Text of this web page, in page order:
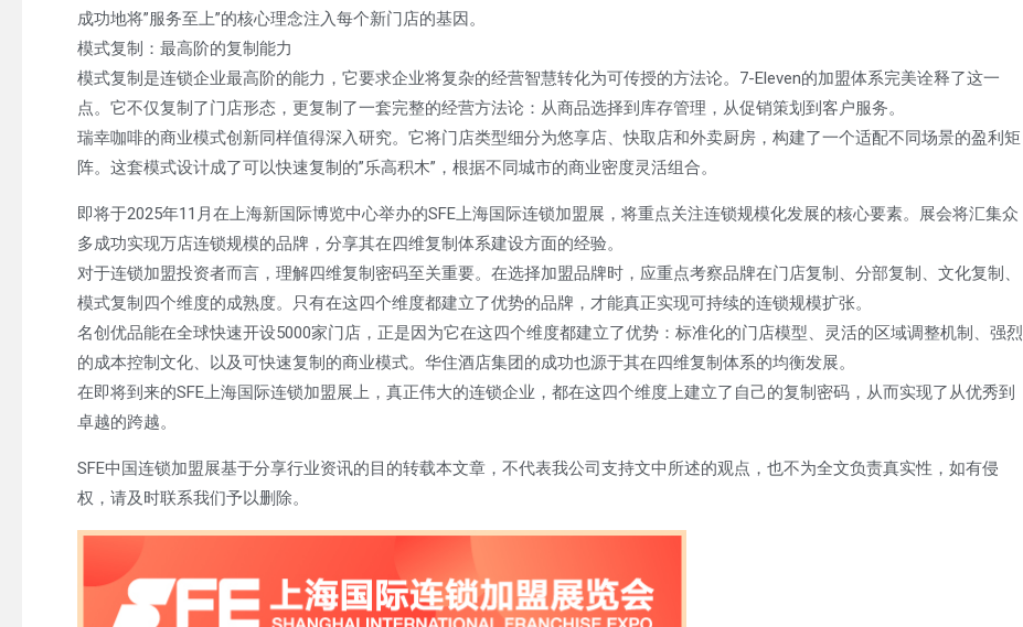
成功地将”服务至上”的核心理念注入每个新门店的基因。
模式复制：最高阶的复制能力
模式复制是连锁企业最高阶的能力，它要求企业将复杂的经营智慧转化为可传授的方法论。7-Eleven的加盟体系完美诠释了这一
点。它不仅复制了门店形态，更复制了一套完整的经营方法论：从商品选择到库存管理，从促销策划到客户服务。
瑞幸咖啡的商业模式创新同样值得深入研究。它将门店类型细分为悠享店、快取店和外卖厨房，构建了一个适配不同场景的盈利矩
阵。这套模式设计成了可以快速复制的”乐高积木”，根据不同城市的商业密度灵活组合。
即将于2025年11月在上海新国际博览中心举办的SFE上海国际连锁加盟展，将重点关注连锁规模化发展的核心要素。展会将汇集众
多成功实现万店连锁规模的品牌，分享其在四维复制体系建设方面的经验。
对于连锁加盟投资者而言，理解四维复制密码至关重要。在选择加盟品牌时，应重点考察品牌在门店复制、分部复制、文化复制、
模式复制四个维度的成熟度。只有在这四个维度都建立了优势的品牌，才能真正实现可持续的连锁规模扩张。
名创优品能在全球快速开设5000家门店，正是因为它在这四个维度都建立了优势：标准化的门店模型、灵活的区域调整机制、强烈
的成本控制文化、以及可快速复制的商业模式。华住酒店集团的成功也源于其在四维复制体系的均衡发展。
在即将到来的SFE上海国际连锁加盟展上，真正伟大的连锁企业，都在这四个维度上建立了自己的复制密码，从而实现了从优秀到
卓越的跨越。
SFE中国连锁加盟展基于分享行业资讯的目的转载本文章，不代表我公司支持文中所述的观点，也不为全文负责真实性，如有侵
权，请及时联系我们予以删除。